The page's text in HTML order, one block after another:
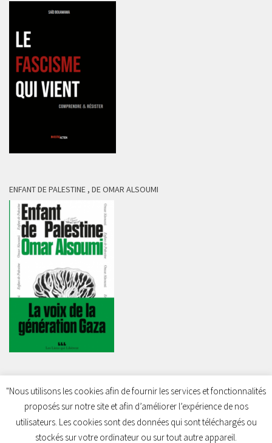
ENFANT DE PALESTINE , DE OMAR ALSOUMI
Charleroi Pour la Palestine © 2026. Tous droits réservés.
"Nous utilisons les cookies afin de fournir les services et fonctionnalités
proposés sur notre site et afin d’améliorer l’expérience de nos
utilisateurs. Les cookies sont des données qui sont téléchargés ou
stockés sur votre ordinateur ou sur tout autre appareil.